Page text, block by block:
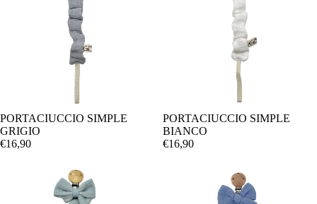
AGGIUNGI
PORTACIUCCIO SIMPLE
GRIGIO
€16,90
PORTACIUCCIO SIMPLE
BIANCO
€16,90